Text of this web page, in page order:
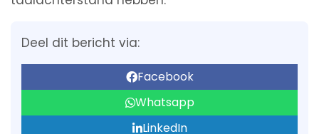
Deel dit bericht via:
Facebook
Whatsapp
LinkedIn